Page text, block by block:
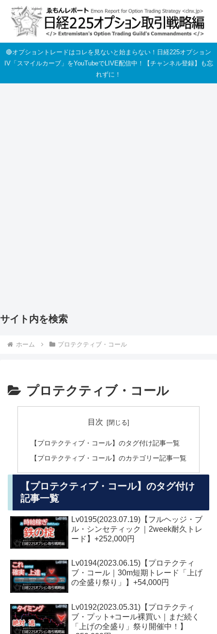
🔴オプショントレードはコレを見ないと始まらない！日経225オプション
IV「スマイルカーブ」をYouTubeでLIVE配信中！【チャンネル登録】も忘
れずに！
サイト内を検索
ホーム プロテクティブ・コール
プロテクティブ・コール
目次
【プロテクティブ・コール】のタグ付け記事一覧
【プロテクティブ・コール】のカテゴリー記事一覧
【プロテクティブ・コール】のタグ付け
記事一覧
Lv0195(2023.07.19)【フルヘッジ・ブ
ル・シンセティック｜2week耐久トレ
ード】+252,000円
Lv0194(2023.06.15)【プロテクティ
ブ・コール｜30m短期トレード「上げ
の全盛り祭り」】+54,000円
Lv0192(2023.05.31)【プロテクティ
ブ・プット+コール裸買い｜まだ続く
「上げの全盛り」祭り開催中！】